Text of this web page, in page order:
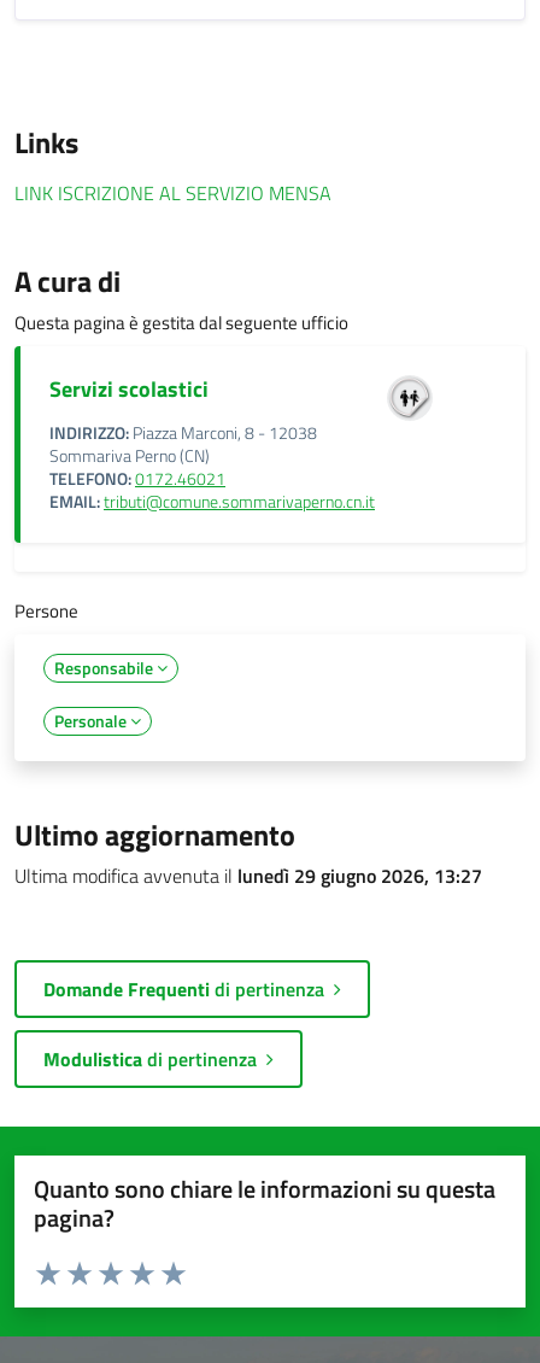
Links
LINK ISCRIZIONE AL SERVIZIO MENSA
A cura di
Questa pagina è gestita dal seguente ufficio
Servizi scolastici
INDIRIZZO:Piazza Marconi, 8 - 12038
Sommariva Perno (CN)
TELEFONO:0172.46021
EMAIL:tributi@comune.sommarivaperno.cn.it
Persone
Responsabile
Personale
Ultimo aggiornamento
Ultima modifica avvenuta il lunedì 29 giugno 2026, 13:27
Domande Frequentidi pertinenza
Modulisticadi pertinenza
Quanto sono chiare le informazioni su questa
pagina?
Valuta da 1 a 5 stelle la pagina
Valuta 5 stelle su 5
Valuta 4 stelle su 5
Valuta 3 stelle su 5
Valuta 2 stelle su 5
Valuta 1 stelle su 5